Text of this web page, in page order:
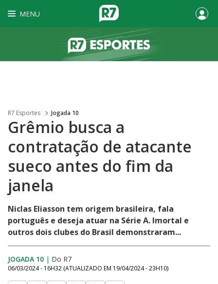
MENU
R7 Esportes Jogada 10
Grêmio busca a
contratação de atacante
sueco antes do fim da
janela
Niclas Eliasson tem origem brasileira, fala
português e deseja atuar na Série A. Imortal e
outros dois clubes do Brasil demonstraram...
JOGADA 10 | Do R7
06/03/2024 - 16H32 (ATUALIZADO EM 19/04/2024 - 23H10)